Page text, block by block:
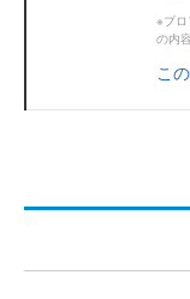
※プ
の内
こ